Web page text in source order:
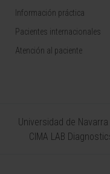
Información práctica
Pacientes internacionales
Atención al paciente
Universidad de Navarra
CIMA LAB